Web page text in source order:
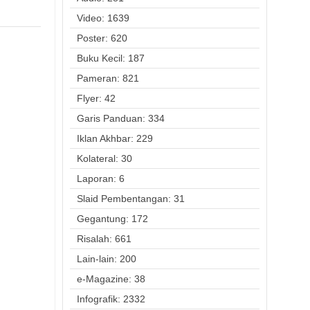
Video: 1639
Poster: 620
Buku Kecil: 187
Pameran: 821
Flyer: 42
Garis Panduan: 334
Iklan Akhbar: 229
Kolateral: 30
Laporan: 6
Slaid Pembentangan: 31
Gegantung: 172
Risalah: 661
Lain-lain: 200
e-Magazine: 38
Infografik: 2332